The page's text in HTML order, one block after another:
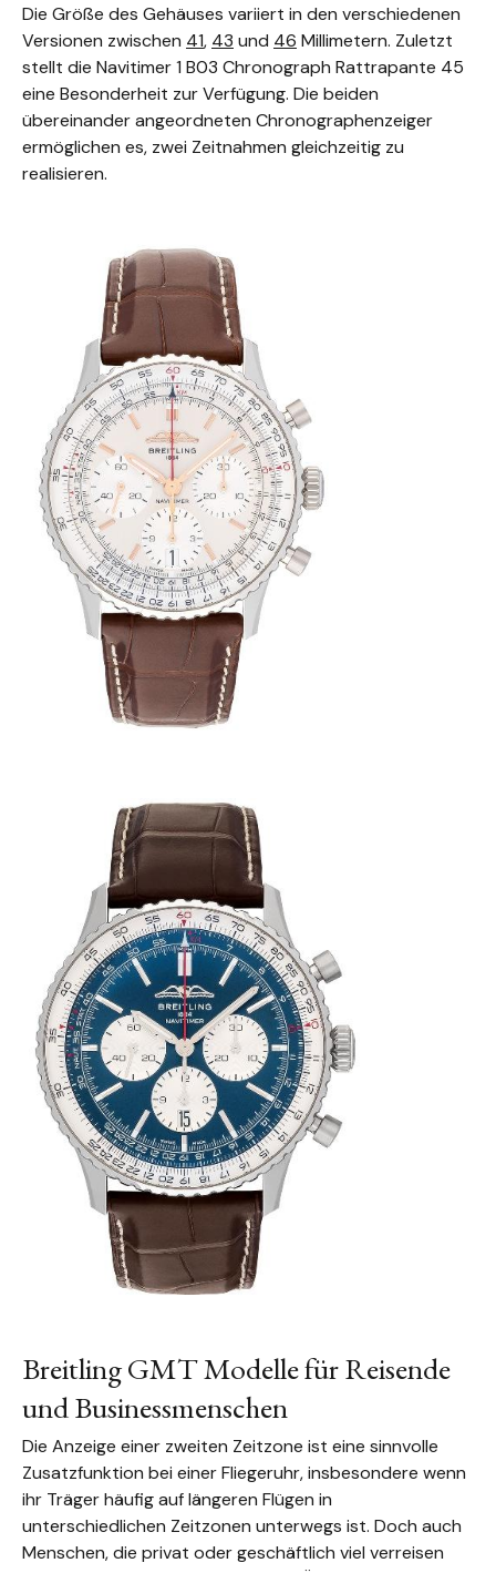
Die Größe des Gehäuses variiert in den verschiedenen
Versionen zwischen 41, 43 und 46 Millimetern. Zuletzt
stellt die Navitimer 1 B03 Chronograph Rattrapante 45
eine Besonderheit zur Verfügung. Die beiden
übereinander angeordneten Chronographenzeiger
ermöglichen es, zwei Zeitnahmen gleichzeitig zu
realisieren.
Breitling GMT Modelle für Reisende
und Businessmenschen
Die Anzeige einer zweiten Zeitzone ist eine sinnvolle
Zusatzfunktion bei einer Fliegeruhr, insbesondere wenn
ihr Träger häufig auf längeren Flügen in
unterschiedlichen Zeitzonen unterwegs ist. Doch auch
Menschen, die privat oder geschäftlich viel verreisen